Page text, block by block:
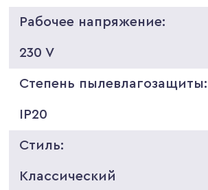
Рабочее напряжение:
230 V
Степень пылевлагозащиты:
IP20
Стиль:
Классический